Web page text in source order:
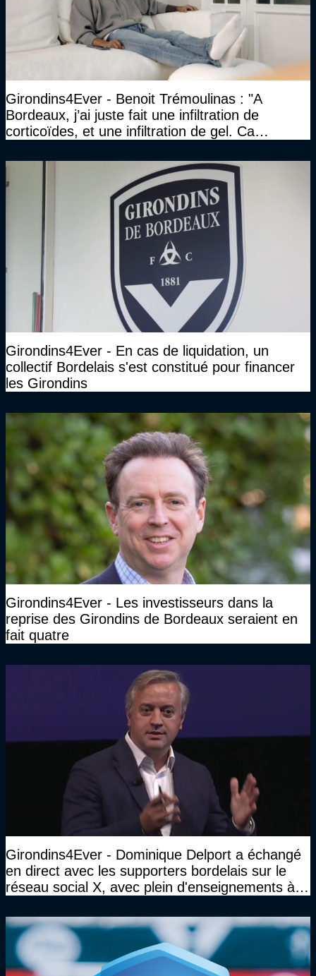
Girondins4Ever - Benoit Trémoulinas : "A
Bordeaux, j’ai juste fait une infiltration de
corticoïdes, et une infiltration de gel. Ca
Girondins4Ever - En cas de liquidation, un
collectif Bordelais s'est constitué pour financer
les Girondins
Girondins4Ever - Les investisseurs dans la
reprise des Girondins de Bordeaux seraient en
fait quatre
Girondins4Ever - Dominique Delport a échangé
en direct avec les supporters bordelais sur le
réseau social X, avec plein d'enseignements à la